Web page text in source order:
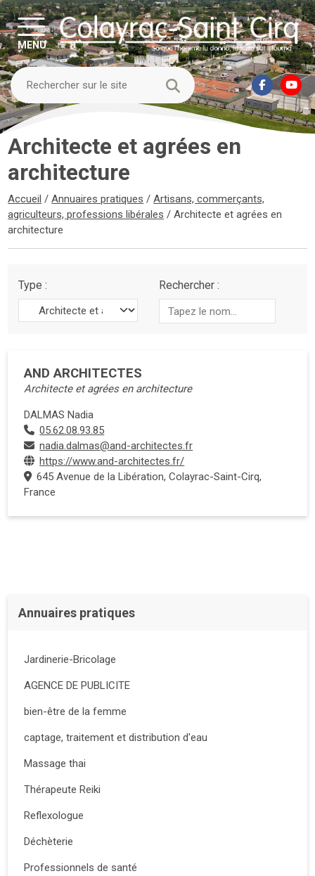
MENU
Architecte et agrées en
architecture
Accueil /Annuaires pratiques /Artisans, commerçants,
agriculteurs, professions libérales /Architecte et agrées en
architecture
Type : Rechercher :
AND ARCHITECTES
Architecte et agrées en architecture
DALMAS Nadia
05.62.08.93.85
nadia.dalmas@and-architectes.fr
https://www.and-architectes.fr/
645 Avenue de la Libération, Colayrac-Saint-Cirq,
France
Annuaires pratiques
Jardinerie-Bricolage
AGENCE DE PUBLICITE
bien-être de la femme
captage, traitement et distribution d'eau
Massage thai
Thérapeute Reiki
Reflexologue
Déchèterie
Professionnels de santé